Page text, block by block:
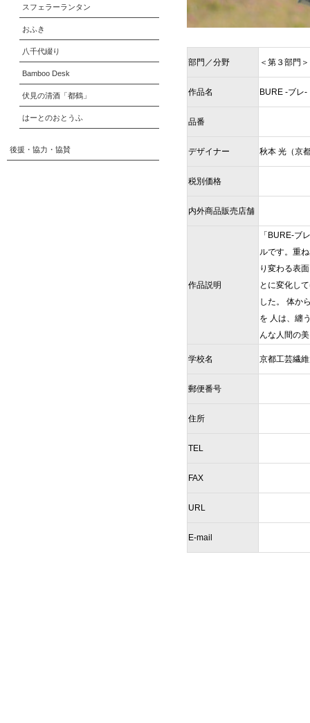
部門／分野 ＜第３部門＞
作品名 BURE -ブレ-
品番
デザイナー 秋本 光（京
税別価格
内外商品販売店舗
作品説明
「BURE-ブ
ルです。重
り変わる表
とに変化し
した。 体か
を 人は、纏
んな人間の
学校名 京都工芸繊
郵便番号
住所
TEL
FAX
URL
E-mail
スフェラーランタン
おふき
八千代綴り
Bamboo Desk
伏見の清酒「都鶴」
はーとのおとうふ
後援・協力・協賛